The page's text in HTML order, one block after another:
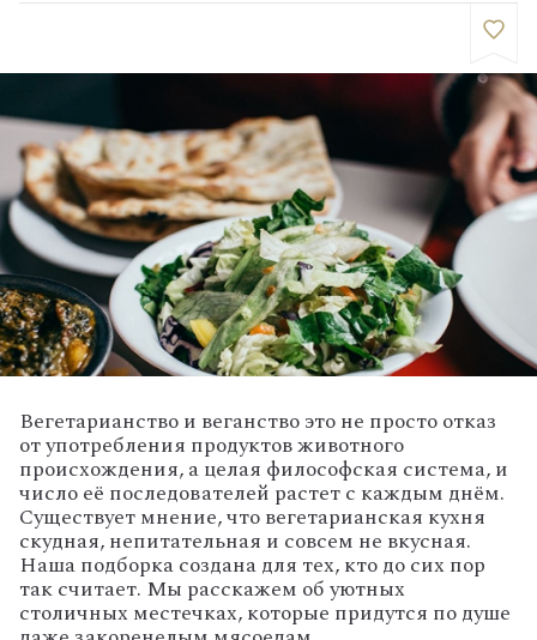
Вегетарианство и веганство это не просто отказ
от употребления продуктов животного
происхождения, а целая философская система, и
число её последователей растет с каждым днём.
Существует мнение, что вегетарианская кухня
скудная, непитательная и совсем не вкусная.
Наша подборка создана для тех, кто до сих пор
так считает. Мы расскажем об уютных
столичных местечках, которые придутся по душе